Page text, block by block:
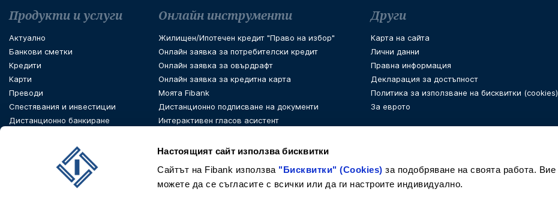
Настоящият сайт използва бисквитки
Сайтът на Fibank използва "Бисквитки" (Cookies) за подобряване на своята работа. Вие
можете да се съгласите с всички или да ги настроите индивидуално.
Футър навигация
Продукти и услуги
Актуално
Банкови сметки
Кредити
Карти
Преводи
Спестявания и инвестиции
Дистанционно банкиране
Онлайн инструменти
Жилищен/Ипотечен кредит "Право на избор"
Онлайн заявка за потребителски кредит
Онлайн заявка за овърдрафт
Онлайн заявка за кредитна карта
Моята Fibank
Дистанционно подписване на документи
Интерактивен гласов асистент
Други
Карта на сайта
Лични данни
Правна информация
Декларация за достъпност
Политика за използване на бисквитки (cookies)
За еврото